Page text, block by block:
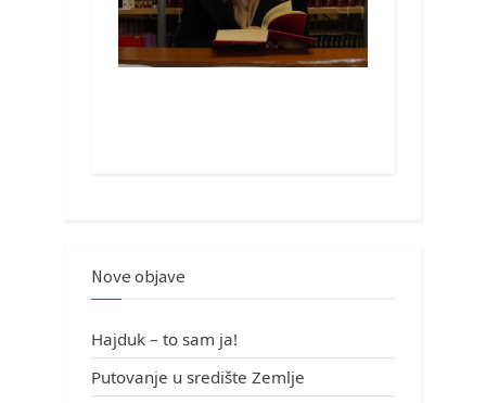
Nove objave
Hajduk – to sam ja!
Putovanje u središte Zemlje